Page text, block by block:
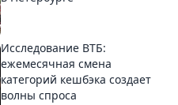
Исследование ВТБ:
ежемесячная смена
категорий кешбэка создает
волны спроса